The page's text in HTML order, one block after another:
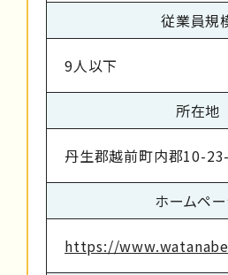
従業員規
9人以下
所在地
丹生郡越前町内郡10-
ホームペ
https://